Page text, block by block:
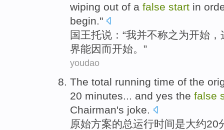
wiping out of a false start in
begin."
国王托说：“我并不称之为开始 ，
界能因而开始。”
youdao
The total running time of the
20 minutes ... and yes the false
Chairman's joke
原始方案的总运行时间是大约20